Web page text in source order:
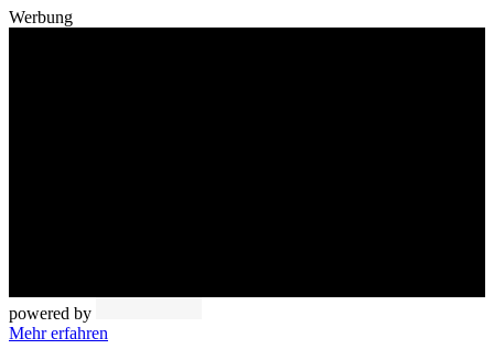
Werbung
powered by
Mehr erfahren